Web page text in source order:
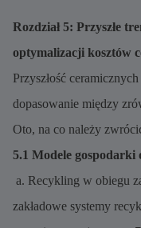
Rozdział 5: Przyszłe
optymalizacji kosztów
Przyszłość
dopasowanie między
Oto, na co należy
5.1 Modele gospodarki
a. Recykling w obiegu
zakładowe systemy